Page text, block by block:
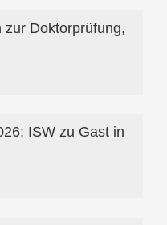
zur Doktorprüfung,
ISW zu Gast in